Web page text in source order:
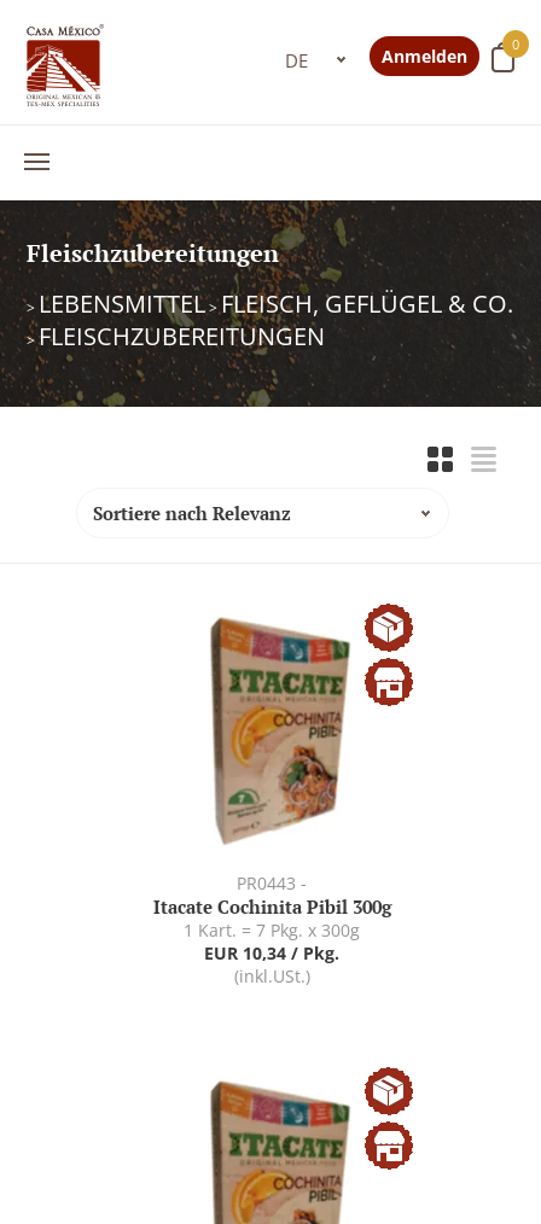
0
Anmelden
Fleischzubereitungen
> LEBENSMITTEL>FLEISCH, GEFLÜGEL & CO.
>FLEISCHZUBEREITUNGEN
PR0443 -
Itacate Cochinita Pibil 300g
1 Kart. = 7 Pkg. x 300g
EUR 10,34 / Pkg.
(inkl.USt.)